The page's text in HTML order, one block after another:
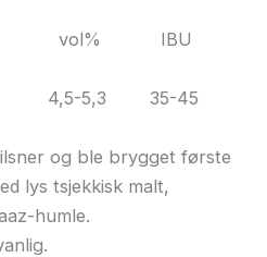
IBU
4,5-5,3 35-45
og ble brygget første
lys tsjekkisk malt,
humle.